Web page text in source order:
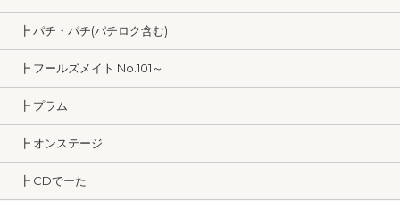
┣ パチ・パチ(パチロク含む)
┣ フールズメイト No.101～
┣ プラム
┣ オンステージ
┣ CDでーた